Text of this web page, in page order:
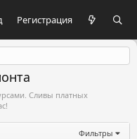
Регистрация
Сливы платных
Фильтры